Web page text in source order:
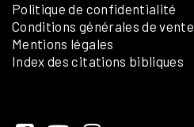
Politique de confidentialité
Conditions générales de vente
Mentions légales
Index des citations bibliques